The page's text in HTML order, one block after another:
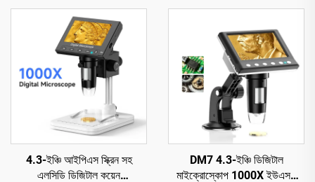
4.3-ইঞ্চি আইপিএস স্ক্রিন সহ
এলসিডি ডিজিটাল কয়েন
DM7 4.3-ইঞ্চি ডিজিটাল
মাইক্রোস্কোপ 1000X ইউএসবি